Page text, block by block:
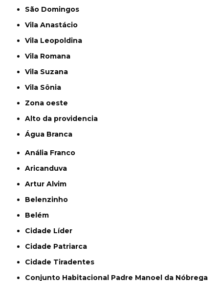
São Domingos
Vila Anastácio
Vila Leopoldina
Vila Romana
Vila Suzana
Vila Sônia
Zona oeste
alto da providencia
Água Branca
Anália Franco
Aricanduva
Artur Alvim
Belenzinho
Belém
Cidade Líder
Cidade Patriarca
Cidade Tiradentes
Conjunto Habitacional Padre Manoel da Nóbrega